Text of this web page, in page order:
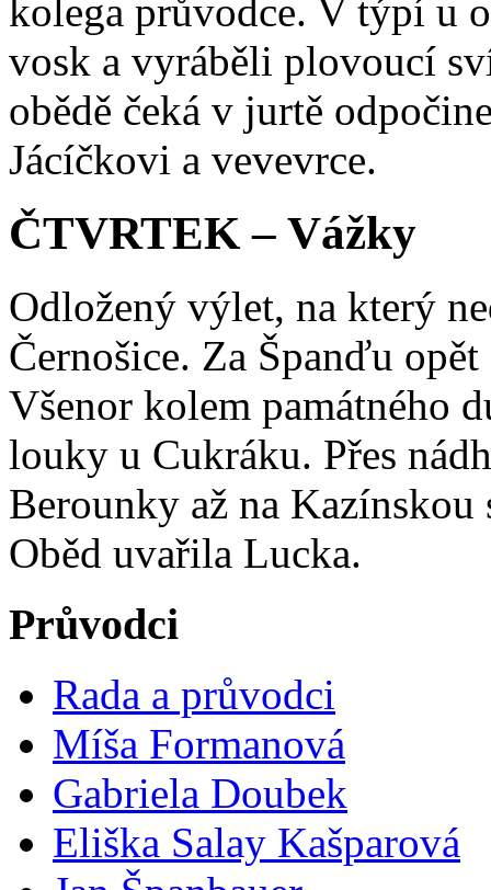
kolega průvodce. V týpí u
vosk a vyráběli plovoucí
obědě čeká v jurtě
Jácíčkovi a vevevrce.
ČTVRTEK – Vážky
Odložený výlet, na který
Černošice. Za Španďu
Všenor kolem památného
louky u Cukráku. Přes
Berounky až na
Oběd uvařila Lucka.
Průvodci
Rada a průvodci
Míša Formanová
Gabriela Doubek
Eliška Salay Kašparová